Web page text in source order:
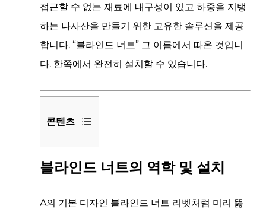
접근할 수 없는 재료에 내구성이 있고 하중을 지탱
하는 나사산을 만들기 위한 고유한 솔루션을 제공
합니다. “블라인드 너트” 그 이름에서 따온 것입니
다. 한쪽에서 완전히 설치할 수 있습니다.
콘텐츠
1
블
인
블라인드 너트의 역학 및 설치
A의 기본 디자인 블라인드 너트 리벳처럼 미리 뚫